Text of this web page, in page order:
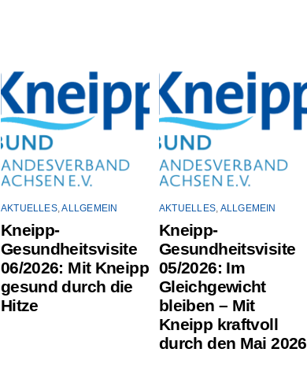
AKTUELLES,ALLGEMEIN
Kneipp-
Gesundheitsvisite
06/2026: Mit Kneipp
gesund durch die
Hitze
AKTUELLES, ALLGEMEIN
Kneipp-
Gesundheitsvisite
05/2026: Im
Gleichgewicht
bleiben – Mit
Kneipp kraftvoll
durch den Mai 2026